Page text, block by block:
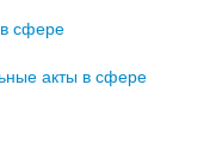
сфере
акты в сфере